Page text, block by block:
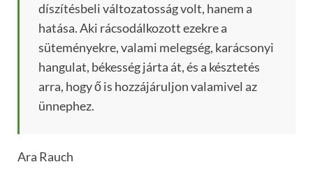
díszítésbeli változatosság volt, hanem a
hatása. Aki rácsodálkozott ezekre a
süteményekre, valami melegség, karácsonyi
hangulat, békesség járta át, és a késztetés
arra, hogy ő is hozzájáruljon valamivel az
ünnephez.
Ara Rauch